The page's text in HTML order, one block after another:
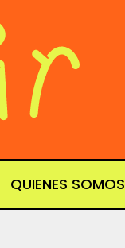
QUIENES SOMOS